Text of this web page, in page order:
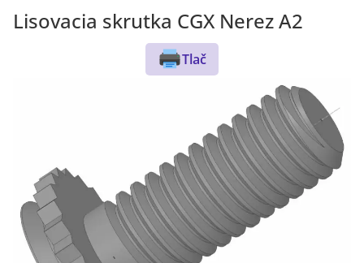
Lisovacia skrutka CGX Nerez A2
Tlač